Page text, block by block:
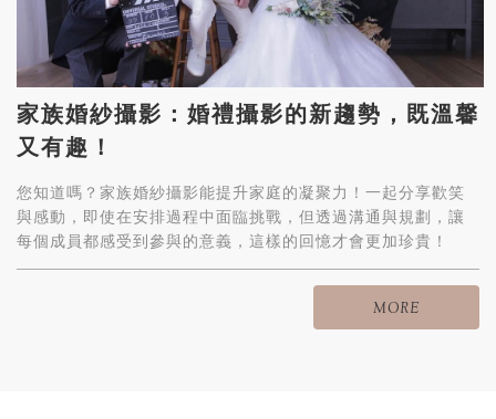
家族婚紗攝影：婚禮攝影的新趨勢，既溫馨
又有趣！
您知道嗎？家族婚紗攝影能提升家庭的凝聚力！一起分享歡笑
與感動，即使在安排過程中面臨挑戰，但透過溝通與規劃，讓
每個成員都感受到參與的意義，這樣的回憶才會更加珍貴！
MORE